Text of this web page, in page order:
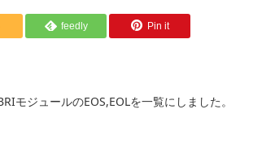
feedly Pin it
モジュールのEOS,EOLを一覧にしました。